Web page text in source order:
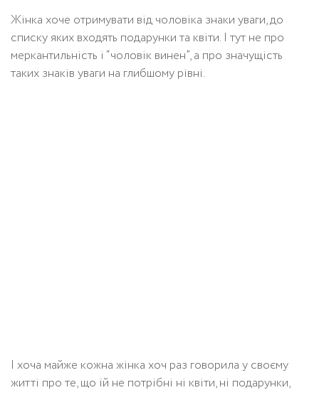
Жінка хоче отримувати від чоловіка знаки уваги, до
списку яких входять подарунки та квіти. І тут не про
меркантильність і “чоловік винен”, а про значущість
таких знаків уваги на глибшому рівні.
І хоча майже кожна жінка хоч раз говорила у своєму
житті про те, що їй не потрібні ні квіти, ні подарунки,